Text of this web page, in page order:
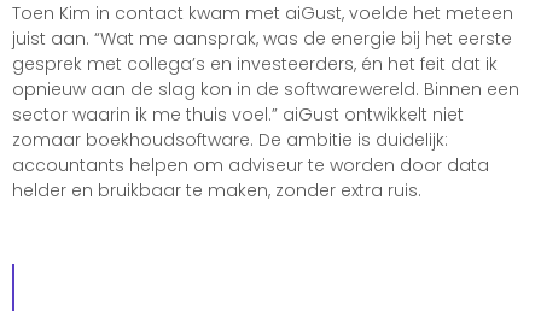
Toen Kim in contact kwam met aiGust, voelde het meteen
juist aan. “Wat me aansprak, was de energie bij het eerste
gesprek met collega’s en investeerders, én het feit dat ik
opnieuw aan de slag kon in de softwarewereld. Binnen een
sector waarin ik me thuis voel.” aiGust ontwikkelt niet
zomaar boekhoudsoftware. De ambitie is duidelijk:
accountants helpen om adviseur te worden door data
helder en bruikbaar te maken, zonder extra ruis.